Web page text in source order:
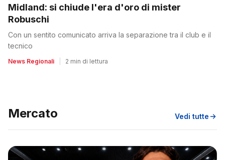
Midland: si chiude l'era d'oro di mister
Robuschi
Con un sentito comunicato arriva la separazione tra il club e il
tecnico
News Regionali 2 min di lettura
Mercato Vedi tutte